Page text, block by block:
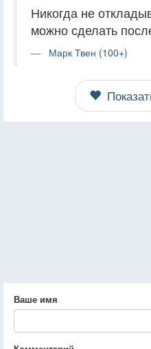
Никогда не
можно сделать
Марк Твен (100+)
Ваше имя